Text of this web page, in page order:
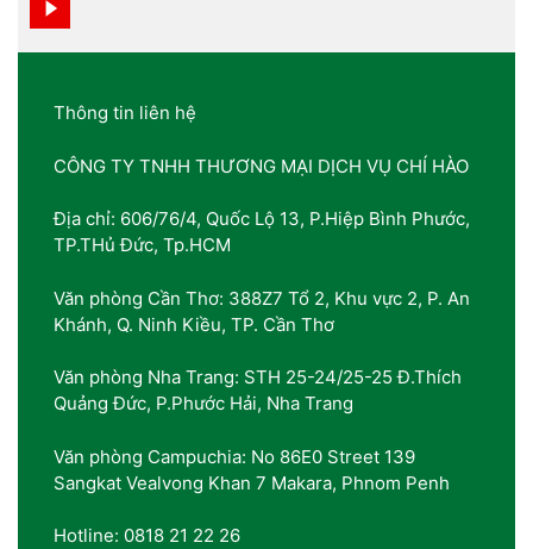
Thông tin liên hệ
CÔNG TY TNHH THƯƠNG MẠI DỊCH VỤ CHÍ HÀO
Địa chỉ: 606/76/4, Quốc Lộ 13, P.Hiệp Bình Phước,
TP.THủ Đức, Tp.HCM
Văn phòng Cần Thơ: 388Z7 Tổ 2, Khu vực 2, P. An
Khánh, Q. Ninh Kiều, TP. Cần Thơ
Văn phòng Nha Trang: STH 25-24/25-25 Đ.Thích
Quảng Đức, P.Phước Hải, Nha Trang
Văn phòng Campuchia: No 86E0 Street 139
Sangkat Vealvong Khan 7 Makara, Phnom Penh
Hotline: 0818 21 22 26